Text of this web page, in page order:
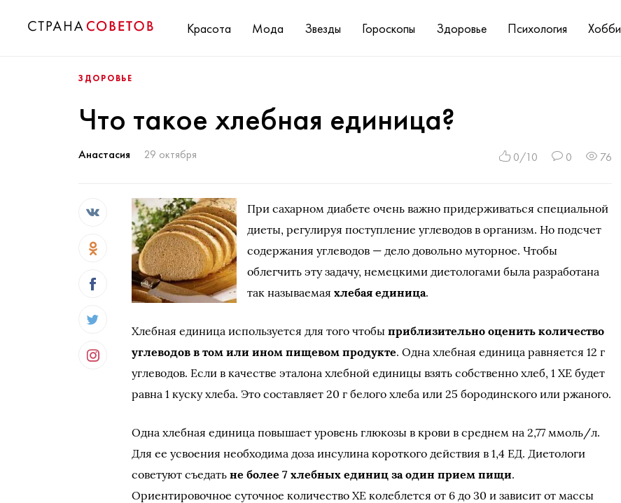
Красота Мода Звезды Гороскопы Здоровье Психология Хобби
ЗДОРОВЬЕ
Что такое хлебная единица?
Анастасия 29 октября 0/10 0 76
При сахарном диабете очень важно придерживаться специальной
диеты, регулируя поступление углеводов в организм. Но подсчет
содержания углеводов — дело довольно муторное. Чтобы
облегчить эту задачу, немецкими диетологами была разработана
так называемаяхлебая единица.
Хлебная единица используется для того чтобыприблизительно оценить количество
углеводов в том или ином пищевом продукте. Одна хлебная единица равняется 12 г
углеводов. Если в качестве эталона хлебной единицы взять собственно хлеб, 1 ХЕ будет
равна 1 куску хлеба. Это составляет 20 г белого хлеба или 25 бородинского или ржаного.
Одна хлебная единица повышает уровень глюкозы в крови в среднем на 2,77 ммоль/л.
Для ее усвоения необходима доза инсулина короткого действия в 1,4 ЕД. Диетологи
советуют съедатьне более 7 хлебных единиц за один прием пищи.
Ориентировочное суточное количество ХЕ колеблется от 6 до 30 и зависит от массы